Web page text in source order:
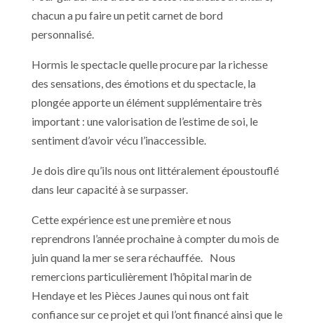
chacun a pu faire un petit carnet de bord
personnalisé.
Hormis le spectacle quelle procure par la richesse
des sensations, des émotions et du spectacle, la
plongée apporte un élément supplémentaire très
important : une valorisation de l’estime de soi, le
sentiment d’avoir vécu l’inaccessible.
Je dois dire qu’ils nous ont littéralement époustouflé
dans leur capacité à se surpasser.
Cette expérience est une première et nous
reprendrons l’année prochaine à compter du mois de
juin quand la mer se sera réchauffée. Nous
remercions particulièrement l’hôpital marin de
Hendaye et les Pièces Jaunes qui nous ont fait
confiance sur ce projet et qui l’ont financé ainsi que le